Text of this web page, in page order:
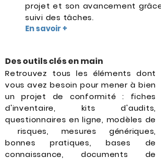
projet et son avancement grâce
suivi des tâches.
En savoir +
Des outils clés en main
Retrouvez tous les éléments dont
vous avez besoin pour mener à bien
un projet de conformité : fiches
d'inventaire, kits d'audits,
questionnaires en ligne, modèles de
risques, mesures génériques,
bonnes pratiques, bases de
connaissance, documents de